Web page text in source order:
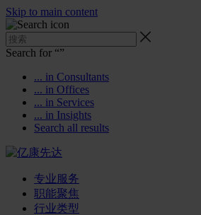
Skip to main content
Search for “”
... in Consultants
... in Offices
... in Services
... in Insights
Search all results
专业服务
职能聚焦
行业类型